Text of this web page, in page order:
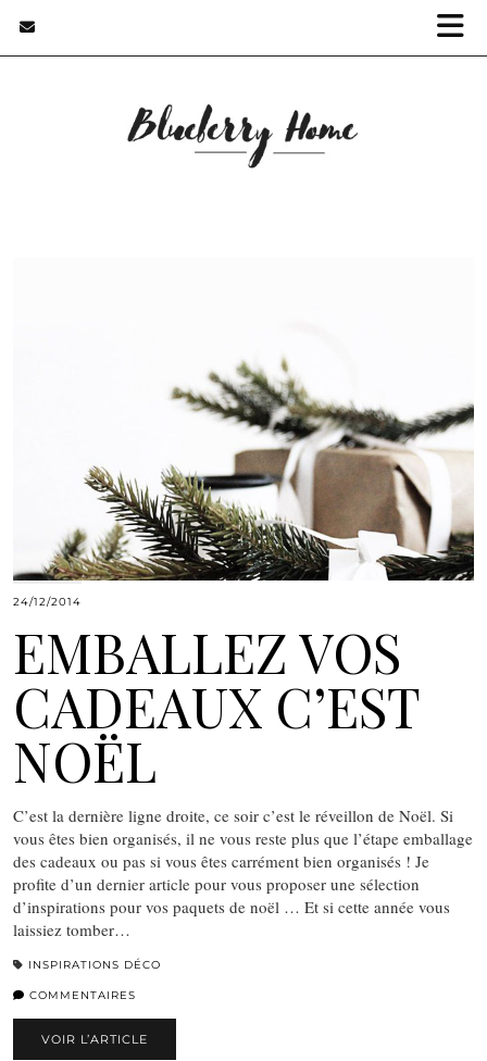
24/12/2014
EMBALLEZ VOS
CADEAUX C’EST
NOËL
C’est la dernière ligne droite, ce soir c’est le réveillon de Noël. Si
vous êtes bien organisés, il ne vous reste plus que l’étape emballage
des cadeaux ou pas si vous êtes carrément bien organisés ! Je
profite d’un dernier article pour vous proposer une sélection
d’inspirations pour vos paquets de noël … Et si cette année vous
laissiez tomber…
INSPIRATIONS DÉCO
COMMENTAIRES
VOIR L’ARTICLE